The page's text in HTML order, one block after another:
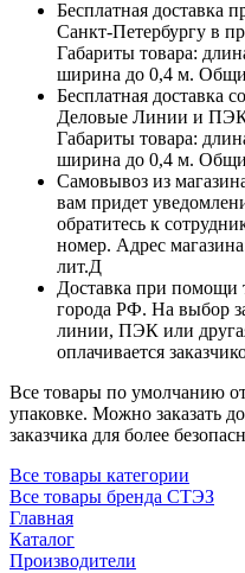
Бесплатная доставка
Санкт-Петербургу в
Габариты товара:
ширина до 0,4 м.
Бесплатная доставка
Деловые Линии и ПЭК
Габариты товара:
ширина до 0,4 м.
Самовывоз из
вам придет
обратитесь к
номер. Адрес
лит.Д
Доставка при помощи
города РФ. На выбор
линии, ПЭК или
оплачивается
Все товары по умолчанию
упаковке. Можно заказать
заказчика для более
Все товары категории
Все товары бренда СТЭЗ
Главная
Каталог
Производители